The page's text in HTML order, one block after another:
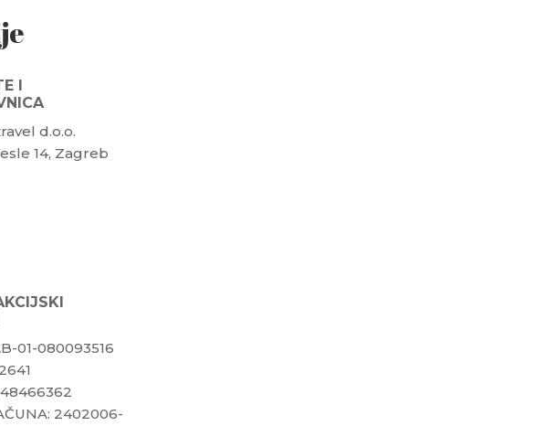
I
d.o.o.
14, Zagreb
01-080093516
2402006-